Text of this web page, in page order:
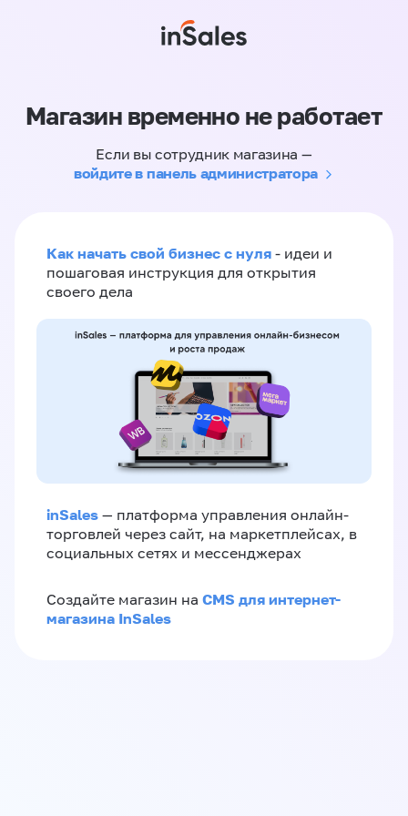
Магазин временно не работает
Если вы сотрудник магазина —
войдите в панель администратора
Как начать свой бизнес с нуля - идеи и
пошаговая инструкция для открытия
своего дела
inSales — платформа управления онлайн-
торговлей через сайт, на маркетплейсах, в
социальных сетях и мессенджерах
Создайте магазин на CMS для интернет-
магазина InSales